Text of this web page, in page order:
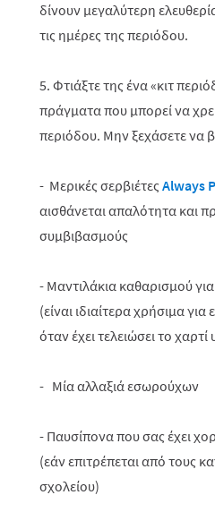
δίνουν μεγαλύτερη
τις ημέρες της περιόδου.
5. Φτιάξτε της ένα «κιτ
πράγματα που μπορεί να
περιόδου. Μην ξεχάσετε να
- Μερικές σερβιέτεςAlways
αισθάνεται απαλότητα και
συμβιβασμούς
- Μαντιλάκια καθαρισμού
(είναι ιδιαίτερα χρήσιμα
όταν έχει τελειώσει το χαρτί
- Μία αλλαξιά εσωρούχων
- Παυσίπονα που σας έχει
(εάν επιτρέπεται από τους
σχολείου)